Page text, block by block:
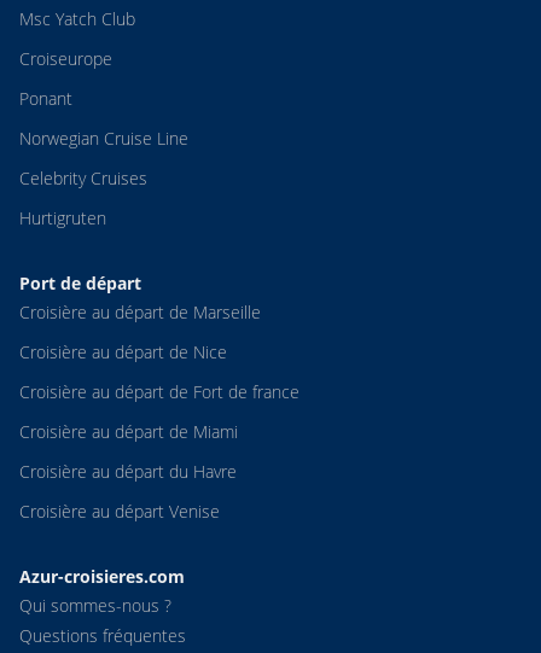
Msc Yatch Club
Croiseurope
Ponant
Norwegian Cruise Line
Celebrity Cruises
Hurtigruten
Port de départ
Croisière au départ de Marseille
Croisière au départ de Nice
Croisière au départ de Fort de france
Croisière au départ de Miami
Croisière au départ du Havre
Croisière au départ Venise
Azur-croisieres.com
Qui sommes-nous ?
Questions fréquentes